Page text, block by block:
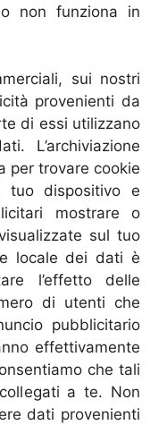
non funziona in
sui nostri
provenienti da
di essi utilizzano
L’archiviazione
per trovare cookie
tuo dispositivo e
mostrare o
sul tuo
locale dei dati è
l’effetto delle
di utenti che
pubblicitario
effettivamente
che tali
a te. Non
dati provenienti